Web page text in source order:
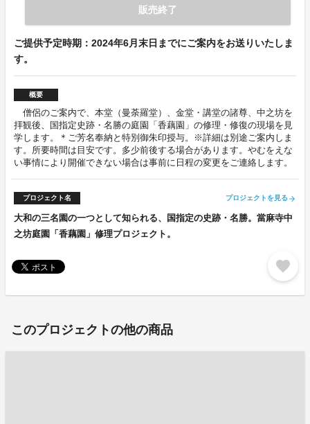
販売終了
ご提供予定時期：2024年6月末日までにご案内をお送りいたしま
す。
概要
僧侶のご案内で、本堂（曼荼羅堂）、金堂・講堂の諸尊、中之坊を
拝観後、国指定史跡・名勝の庭園「香藕園」の修理・修復の現場を見
学します。＊ご芳名奉納と特別御朱印授与。※詳細は別途ご案内しま
す。所要時間は目安です。多少前後する場合があります。やむをえな
い事情により開催できない場合は事前に日程の変更をご連絡します。
プロジェクト名 プロジェクトを見る arrow_forward
大和の三名園の一つとして知られる、国指定の史跡・名勝。當麻寺中
之坊庭園「香藕園」修理プロジェクト。
favorite
このプロジェクトの他の商品